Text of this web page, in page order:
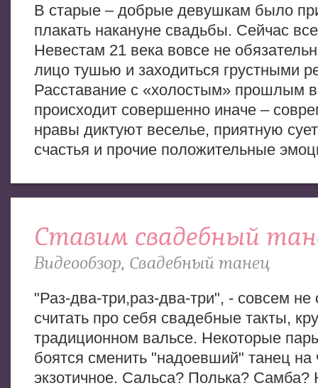
В старые – добрые девушкам было
плакать накануне свадьбы. Сейчас
Невестам 21 века вовсе не
лицо тушью и заходиться грустными
Расставание с «холостым» прошлым
происходит совершенно иначе –
нравы диктуют веселье, приятную
счастья и прочие положительные
Ставим свадебный
Видеообзор, Свадебный танец
"Раз-два-три,раз-два-три", - совсем не
считать про себя свадебные такты,
традиционном вальсе. Некоторые
боятся сменить "надоевший" танец на
экзотичное. Сальса? Полька? Самба?